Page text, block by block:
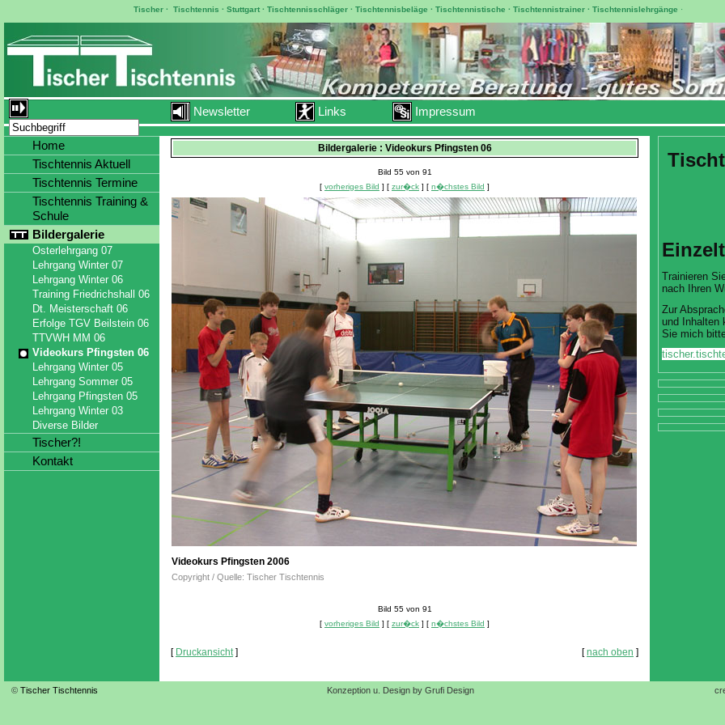
Tischer· Tischtennis · Stuttgart· Tischtennisschläger· Tischtennisbeläge · Tischtennistische · Tischtennistrainer· Tischtennislehrgänge ·
Newsletter Links Impressum
Bildergalerie : Videokurs Pfingsten 06
Bild 55 von 91
[ vorheriges Bild ] [ zur�ck ] [ n�chstes Bild ]
Videokurs Pfingsten 2006
Copyright / Quelle: Tischer Tischtennis
Bild 55 von 91
[ vorheriges Bild ] [ zur�ck ] [ n�chstes Bild ]
[nach oben ]
[ Druckansicht]
Home
Tischtennis Aktuell
Tischtennis Termine
Tischtennis Training &
Schule
Bildergalerie
Osterlehrgang 07
Lehrgang Winter 07
Lehrgang Winter 06
Training Friedrichshall 06
Dt. Meisterschaft 06
Erfolge TGV Beilstein 06
TTVWH MM 06
Videokurs Pfingsten 06
Lehrgang Winter 05
Lehrgang Sommer 05
Lehrgang Pfingsten 05
Lehrgang Winter 03
Diverse Bilder
Tischer?!
Kontakt
Trainieren
nach Ihren
Zur
und Inhalten
Sie mich
© Tischer Tischtennis Konzeption u. Design by Grufi Design